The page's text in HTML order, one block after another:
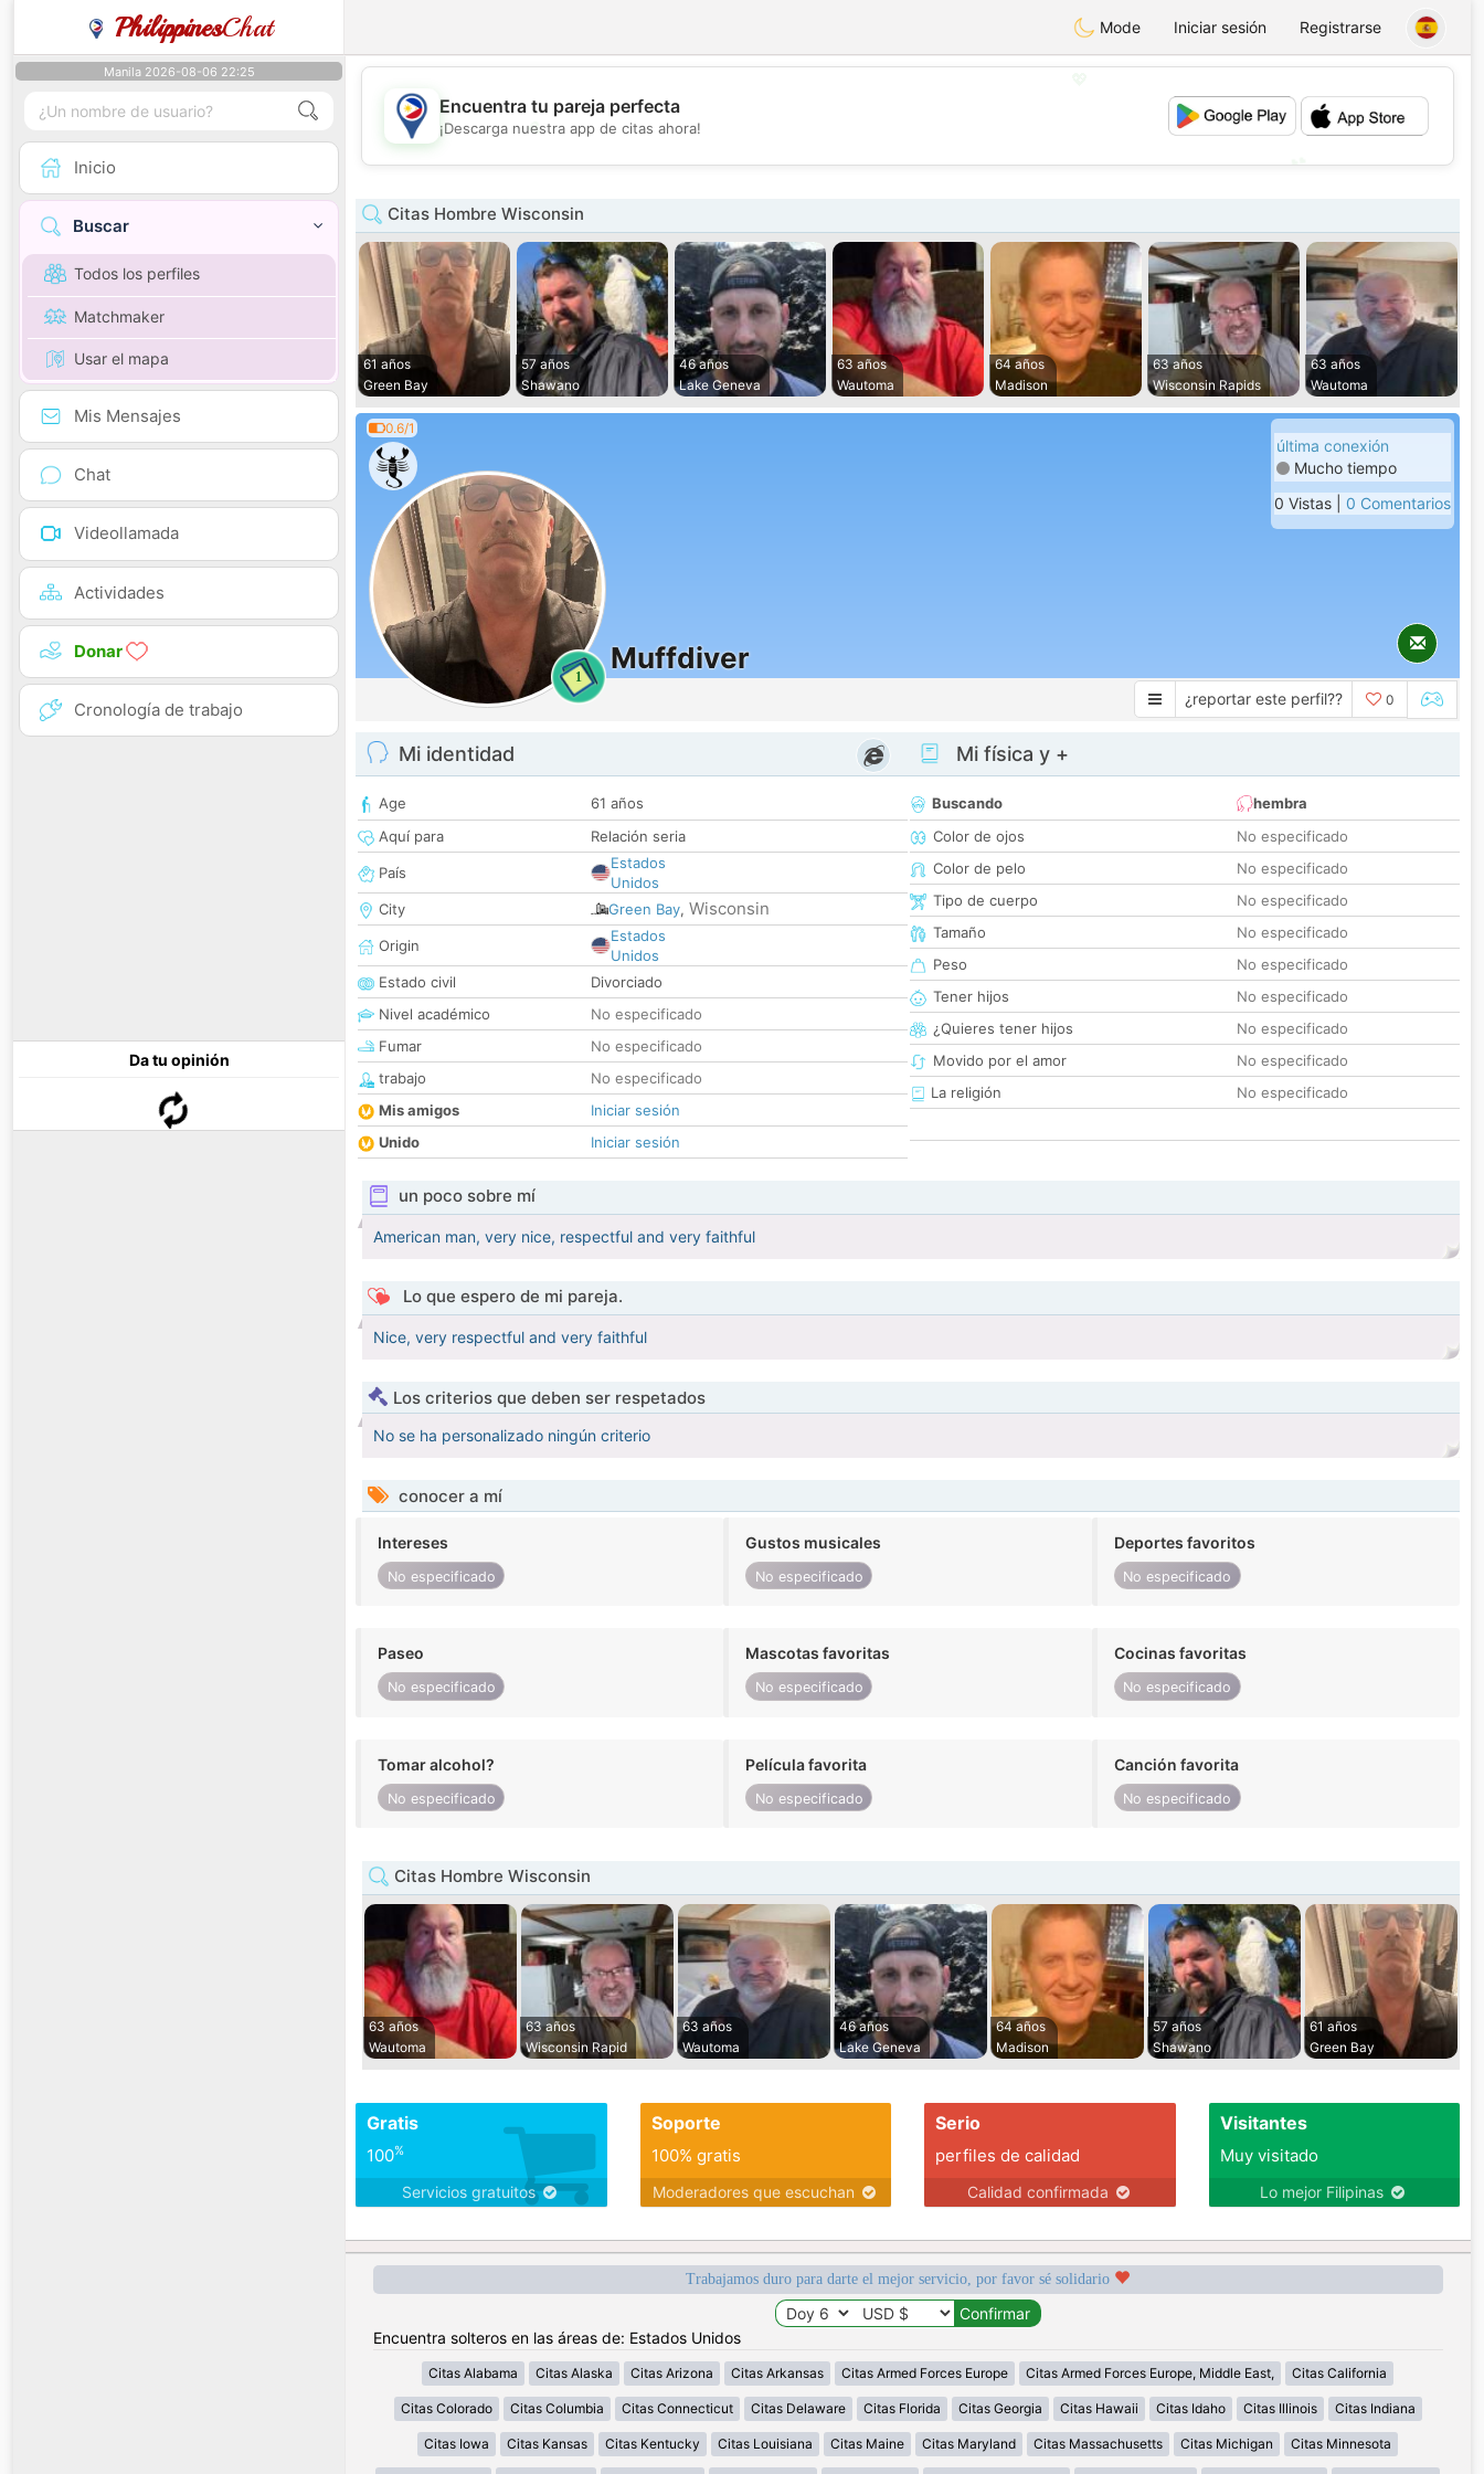
PhilippinesChat Mode Iniciar sesión Registrarse
Manila 2026-08-06 22:25
Inicio
Buscar
Todos los perfiles
Matchmaker
Usar el mapa
Mis Mensajes
Chat
Videollamada
Actividades
Donar
Cronología de trabajo
Da tu opinión
💖
💕
Encuentra tu pareja perfecta
¡Descarga nuestra app de citas ahora!
Citas Hombre Wisconsin
61 años
Green Bay
57 años
Shawano
46 años
Lake Geneva
63 años
Wautoma
64 años
Madison
63 años
Wisconsin Rapids
63 años
Wautoma
0.6/1
1
Muffdiver
última conexión
Mucho tiempo
0 Vistas | 0 Comentarios
¿reportar este perfil?? 0
Mi identidad
Age
61 años
Aquí para
Relación seria
País
Estados
Unidos
City
Green Bay, Wisconsin
Origin
Estados
Unidos
Estado civil
Divorciado
Nivel académico
No especificado
Fumar
No especificado
trabajo
No especificado
Mis amigos
Iniciar sesión
Unido
Iniciar sesión
Mi física y +
Buscando
hembra
Color de ojos
No especificado
Color de pelo
No especificado
Tipo de cuerpo
No especificado
Tamaño
No especificado
Peso
No especificado
Tener hijos
No especificado
¿Quieres tener hijos
No especificado
Movido por el amor
No especificado
La religión
No especificado
un poco sobre mí
American man, very nice, respectful and very faithful
Lo que espero de mi pareja.
Nice, very respectful and very faithful
Los criterios que deben ser respetados
No se ha personalizado ningún criterio
conocer a mí
Intereses
No especificado
Gustos musicales
No especificado
Deportes favoritos
No especificado
Paseo
No especificado
Mascotas favoritas
No especificado
Cocinas favoritas
No especificado
Tomar alcohol?
No especificado
Película favorita
No especificado
Canción favorita
No especificado
Citas Hombre Wisconsin
63 años
Wautoma
63 años
Wisconsin Rapid
63 años
Wautoma
46 años
Lake Geneva
64 años
Madison
57 años
Shawano
61 años
Green Bay
Gratis
100%
Servicios gratuitos
Soporte
100% gratis
Moderadores que escuchan
Serio
perfiles de calidad
Calidad confirmada
Visitantes
Muy visitado
Lo mejor Filipinas
Trabajamos duro para darte el mejor servicio, por favor sé solidario
Encuentra solteros en las áreas de: Estados Unidos
Citas Alabama Citas Alaska Citas Arizona Citas Arkansas Citas Armed Forces Europe Citas Armed Forces Europe, Middle East, Citas California
Citas Colorado Citas Columbia Citas Connecticut Citas Delaware Citas Florida Citas Georgia Citas Hawaii Citas Idaho Citas Illinois Citas Indiana
Citas Iowa Citas Kansas Citas Kentucky Citas Louisiana Citas Maine Citas Maryland Citas Massachusetts Citas Michigan Citas Minnesota